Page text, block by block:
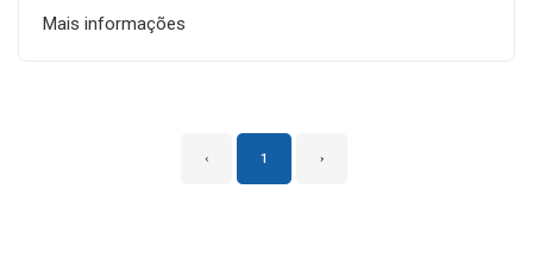
Mais informações
‹ 1 ›